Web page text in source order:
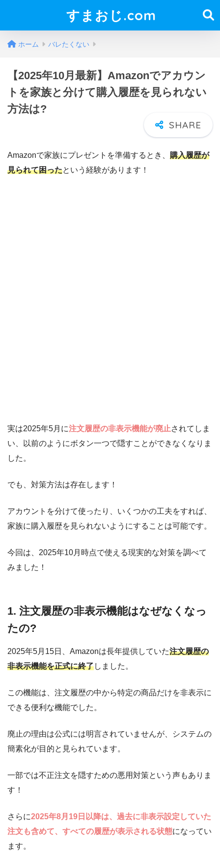
すまおじ.com
ホーム バレたくない
【2025年10月最新】Amazonでアカウン
トを家族と分けて購入履歴を見られない
方法は?
Amazonで家族にプレゼントを準備するとき、 購入履歴が
見られて困ったという経験があります！
実は2025年5月に注文履歴の非表示機能が廃止されてしま
い、以前のようにボタン一つで隠すことができなくなりま
した。
でも、対策方法は存在します！
アカウントを分けて使ったり、いくつかの工夫をすれば、
家族に購入履歴を見られないようにすることは可能です。
今回は、2025年10月時点で使える現実的な対策を調べて
みました！
1. 注文履歴の非表示機能はなぜなくなっ
たの?
2025年5月15日、Amazonは長年提供していた注文履歴の
非表示機能を正式に終了しました。
この機能は、注文履歴の中から特定の商品だけを非表示に
できる便利な機能でした。
廃止の理由は公式には明言されていませんが、システムの
簡素化が目的と見られています。
一部では不正注文を隠すための悪用対策という声もありま
す！
さらに2025年8月19日以降は、過去に非表示設定していた
注文も含めて、すべての履歴が表示される状態になってい
ます。